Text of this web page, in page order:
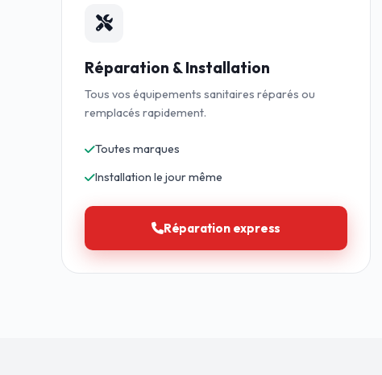
Réparation & Installation
Tous vos équipements sanitaires réparés ou
remplacés rapidement.
Toutes marques
Installation le jour même
Réparation express